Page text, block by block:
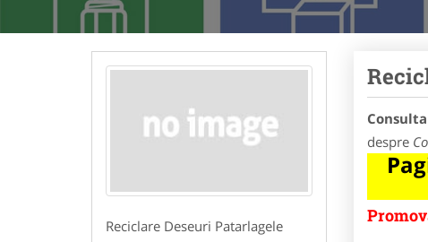
Reciclare Deseuri Patarlagele
despre